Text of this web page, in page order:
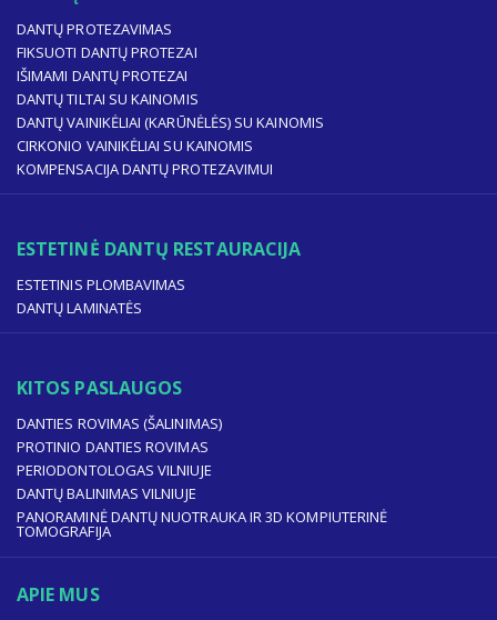
DANTŲ PROTEZAVIMAS
FIKSUOTI DANTŲ PROTEZAI
IŠIMAMI DANTŲ PROTEZAI
DANTŲ TILTAI SU KAINOMIS
DANTŲ VAINIKĖLIAI (KARŪNĖLĖS) SU KAINOMIS
CIRKONIO VAINIKĖLIAI SU KAINOMIS
KOMPENSACIJA DANTŲ PROTEZAVIMUI
ESTETINĖ DANTŲ RESTAURACIJA
ESTETINIS PLOMBAVIMAS
DANTŲ LAMINATĖS
KITOS PASLAUGOS
DANTIES ROVIMAS (ŠALINIMAS)
PROTINIO DANTIES ROVIMAS
PERIODONTOLOGAS VILNIUJE
DANTŲ BALINIMAS VILNIUJE
PANORAMINĖ DANTŲ NUOTRAUKA IR 3D KOMPIUTERINĖ
TOMOGRAFIJA
APIE MUS